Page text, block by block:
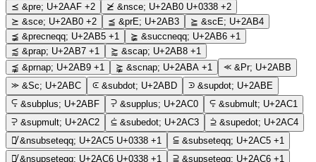
⪯ &pre; U+2AAF +2 ⪰̸ &nsce; U+2AB0 U+0338 +2
⪰ &sce; U+2AB0 +2 ⪳ &prE; U+2AB3 ⪴ &scE; U+2AB4
⪵ &precneqq; U+2AB5 +1 ⪶ &succneqq; U+2AB6 +1
⪷ &prap; U+2AB7 +1 ⪸ &scap; U+2AB8 +1
⪹ &prnap; U+2AB9 +1 ⪺ &scnap; U+2ABA +1 ⪻ &Pr; U+2ABB
⪼ &Sc; U+2ABC ⪽ &subdot; U+2ABD ⪾ &supdot; U+2ABE
⪿ &subplus; U+2ABF ⫀ &supplus; U+2AC0 ⫁ &submult; U+2AC1
⫂ &supmult; U+2AC2 ⫃ &subedot; U+2AC3 ⫄ &supedot; U+2AC4
⫅̸ &nsubseteqq; U+2AC5 U+0338 +1 ⫅ &subseteqq; U+2AC5 +1
⫆̸ &nsupseteqq; U+2AC6 U+0338 +1 ⫆ &supseteqq; U+2AC6 +1